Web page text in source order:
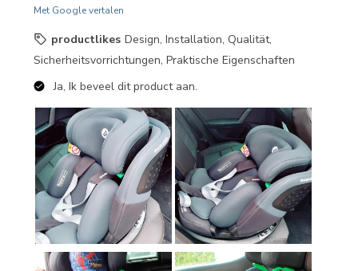
Met Google vertalen
productlikes Design, Installation, Qualität,
Sicherheitsvorrichtungen, Praktische Eigenschaften
Ja, Ik beveel dit product aan.